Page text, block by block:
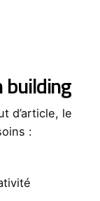
d’article, le
: